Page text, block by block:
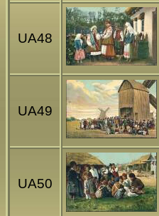
UA48
UA49
UA50